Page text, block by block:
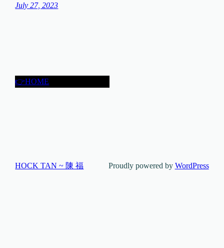
July 27, 2023
👉HOME
HOCK TAN ~ 陳 福 Proudly powered by WordPress